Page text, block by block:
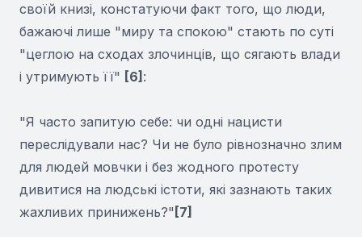
своїй книзі, констатуючи факт того, що люди,
бажаючі лише "миру та спокою" стають по суті
"цеглою на сходах злочинців, що сягають влади
і утримують її" [6] :
"Я часто запитую себе: чи одні нацисти
переслідували нас? Чи не було рівнозначно злим
для людей мовчки і без жодного протесту
дивитися на людські істоти, які зазнають таких
жахливих принижень?" [7]